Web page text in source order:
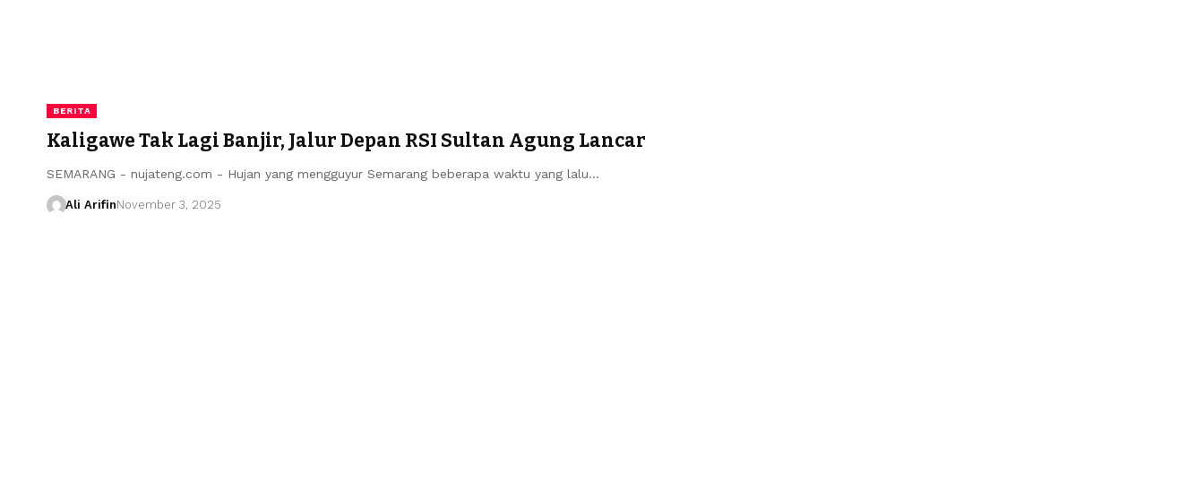
BERITA
Kaligawe Tak Lagi Banjir, Jalur Depan RSI Sultan Agung Lancar
SEMARANG - nujateng.com - Hujan yang mengguyur Semarang beberapa waktu yang lalu…
Ali ArifinNovember 3, 2025